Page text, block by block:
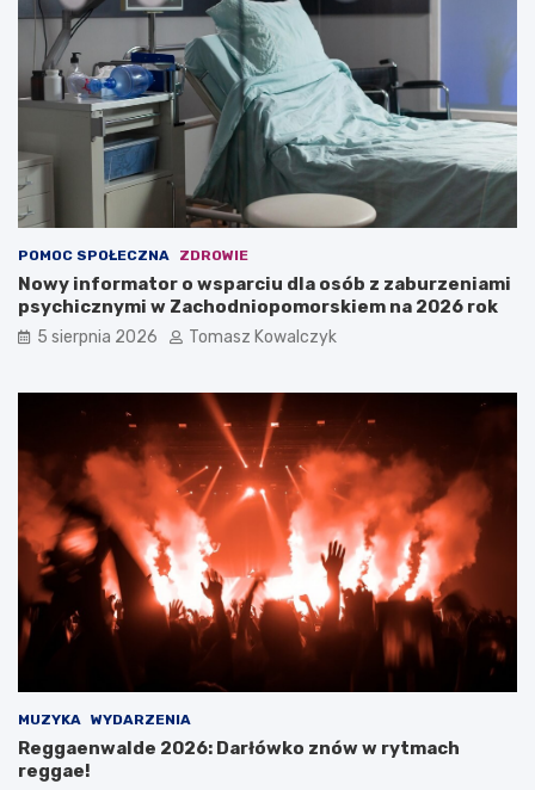
POMOC SPOŁECZNA ZDROWIE
Nowy informator o wsparciu dla osób z zaburzeniami
psychicznymi w Zachodniopomorskiem na 2026 rok
5 sierpnia 2026 Tomasz Kowalczyk
MUZYKA WYDARZENIA
Reggaenwalde 2026: Darłówko znów w rytmach
reggae!